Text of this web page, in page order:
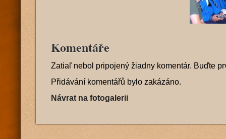
Komentáře
Zatiaľ nebol pripojený žiadny komentár. Buďte
Přidávání komentářů bylo zakázáno.
Návrat na fotogalerii